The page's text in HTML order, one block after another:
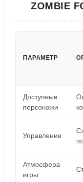
ZOMBIE
ПАРАМЕТР
Доступные
персонажи
Управление
Атмосфера
игры